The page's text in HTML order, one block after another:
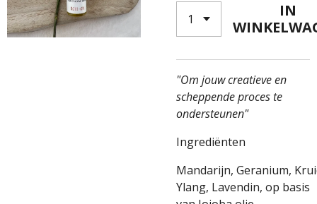
IN
"Om jouw creatieve en
scheppende proces te
ondersteunen"
Ingrediënten
Mandarijn, Geranium,
Ylang, Lavendin, op basis